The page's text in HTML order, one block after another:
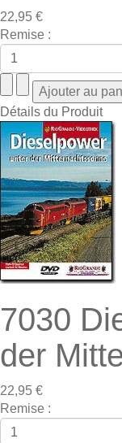
22,95 €
Remise :
Détails du Produit
7030
der
22,95 €
Remise :